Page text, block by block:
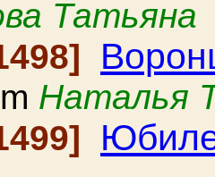
Татьяна
Наталья